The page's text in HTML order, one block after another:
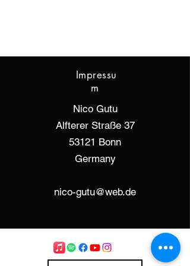
Impressu
m
Nico Gutu
Alfterer Straße 37
53121 Bonn
Germany
nico-gutu@web.de